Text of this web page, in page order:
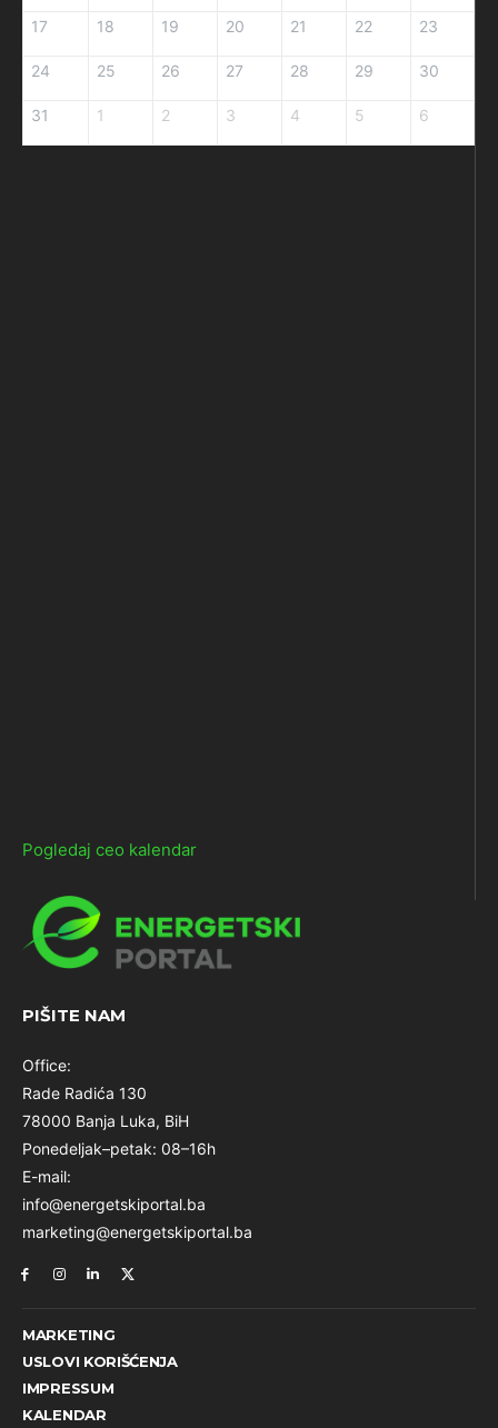
17 18 19 20 21 22 23
24 25 26 27 28 29 30
31 1 2 3 4 5 6
Pogledaj ceo kalendar
PIŠITE NAM
Office:
Rade Radića 130
78000 Banja Luka, BiH
Ponedeljak–petak: 08–16h
E-mail:
info@energetskiportal.ba
marketing@energetskiportal.ba
MARKETING
USLOVI KORIŠĆENJA
IMPRESSUM
KALENDAR